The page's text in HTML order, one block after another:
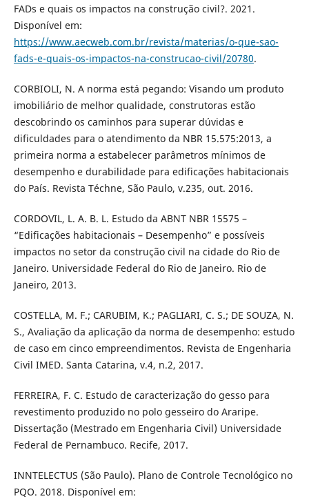
FADs e quais os impactos na construção civil?. 2021.
Disponível em:
https://www.aecweb.com.br/revista/materias/o-que-sao-
fads-e-quais-os-impactos-na-construcao-civil/20780.
CORBIOLI, N. A norma está pegando: Visando um produto
imobiliário de melhor qualidade, construtoras estão
descobrindo os caminhos para superar dúvidas e
dificuldades para o atendimento da NBR 15.575:2013, a
primeira norma a estabelecer parâmetros mínimos de
desempenho e durabilidade para edificações habitacionais
do País. Revista Téchne, São Paulo, v.235, out. 2016.
CORDOVIL, L. A. B. L. Estudo da ABNT NBR 15575 –
“Edificações habitacionais – Desempenho” e possíveis
impactos no setor da construção civil na cidade do Rio de
Janeiro. Universidade Federal do Rio de Janeiro. Rio de
Janeiro, 2013.
COSTELLA, M. F.; CARUBIM, K.; PAGLIARI, C. S.; DE SOUZA, N.
S., Avaliação da aplicação da norma de desempenho: estudo
de caso em cinco empreendimentos. Revista de Engenharia
Civil IMED. Santa Catarina, v.4, n.2, 2017.
FERREIRA, F. C. Estudo de caracterização do gesso para
revestimento produzido no polo gesseiro do Araripe.
Dissertação (Mestrado em Engenharia Civil) Universidade
Federal de Pernambuco. Recife, 2017.
INNTELECTUS (São Paulo). Plano de Controle Tecnológico no
PQO. 2018. Disponível em: